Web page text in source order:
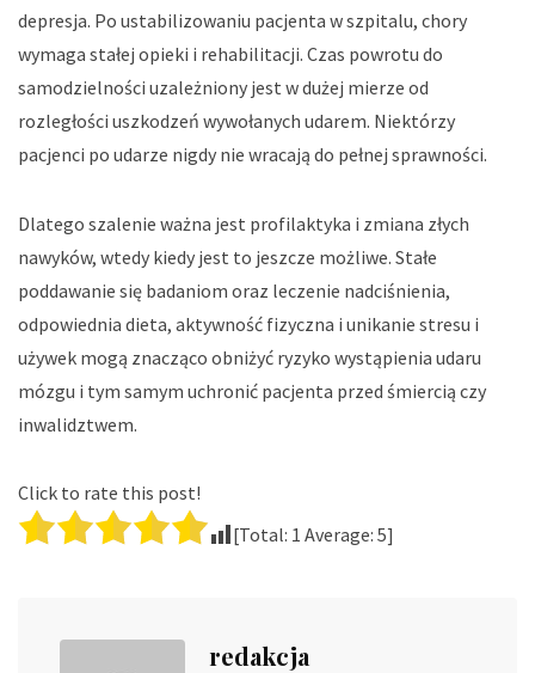
depresja. Po ustabilizowaniu pacjenta w szpitalu, chory
wymaga stałej opieki i rehabilitacji. Czas powrotu do
samodzielności uzależniony jest w dużej mierze od
rozległości uszkodzeń wywołanych udarem. Niektórzy
pacjenci po udarze nigdy nie wracają do pełnej sprawności.
Dlatego szalenie ważna jest profilaktyka i zmiana złych
nawyków, wtedy kiedy jest to jeszcze możliwe. Stałe
poddawanie się badaniom oraz leczenie nadciśnienia,
odpowiednia dieta, aktywność fizyczna i unikanie stresu i
używek mogą znacząco obniżyć ryzyko wystąpienia udaru
mózgu i tym samym uchronić pacjenta przed śmiercią czy
inwalidztwem.
Click to rate this post!
[Total: 1 Average: 5]
redakcja